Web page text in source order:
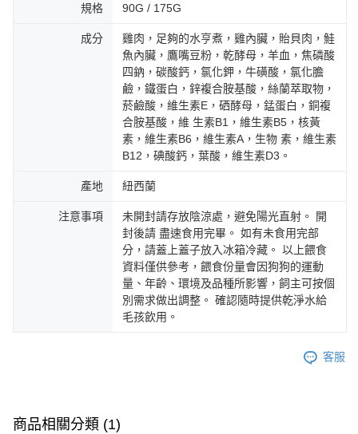
規格 90G / 175G
成分
雞肉，足夠的水亨煮，雞內臟，貽貝肉，鮭
魚內臟，鷹嘴豆粉，乾酵母，羊血，焦磷酸
四鈉，碳酸鈣，氯化鉀，牛磺酸，氯化膽
鹼，鐵蛋白，鋅複合胺基酸，絲蘭萃取物，
菸鹼酸，維生素E，硒酵母，錳蛋白，銅複
合胺基酸，維 生素B1，維生素B5，核黃
素，維生素B6，維生素A，生物 素，維生素
B12，碘酸鈣，葉酸，維生素D3。
產地 紐西蘭
注意事項
未開封請存放陰涼處，避免陽光直射。 開
封後請 盡速食用完畢。 如有未食用完部
分，請蓋上蓋子放入冰箱冷藏。 以上餵食
資料僅供參考，餵食份量會因狗狗的運動
量、年齡、環境及品種所影響，飼主可按個
別需求做出調整。 確認隨時提供乾淨水給
毛孩飲用。
客服
商品相關分類 (1)